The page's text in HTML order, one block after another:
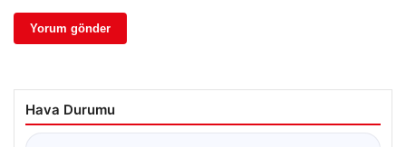
Hava Durumu